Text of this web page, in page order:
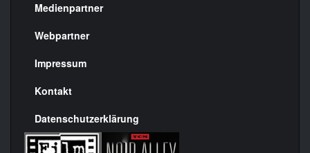
Menülinks
rechte
Seite
Medienpartner
Webpartner
Impressum
Kontakt
Datenschutzerklärung